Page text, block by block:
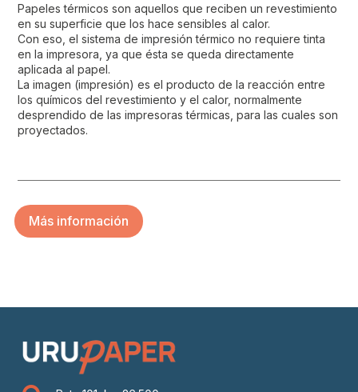
Papeles térmicos son aquellos que reciben un revestimiento
en su superficie que los hace sensibles al calor.
Con eso, el sistema de impresión térmico no requiere tinta
en la impresora, ya que ésta se queda directamente
aplicada al papel.
La imagen (impresión) es el producto de la reacción entre
los químicos del revestimiento y el calor, normalmente
desprendido de las impresoras térmicas, para las cuales son
proyectados.
Más información